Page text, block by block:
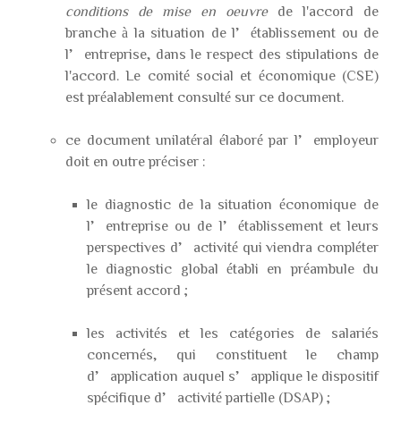
conditions de mise en oeuvrede l'accord de
branche à la situation de l’établissement ou de
l’entreprise, dans le respect des stipulations de
l'accord. Le comité social et économique (CSE)
est préalablement consulté sur ce document.
ce document unilatéral élaboré par l’employeur
doit en outre préciser :
le diagnostic de la situation économique de
l’entreprise ou de l’établissement et leurs
perspectives d’activité qui viendra compléter
le diagnostic global établi en préambule du
présent accord ;
les activités et les catégories de salariés
concernés, qui constituent le champ
d’application auquel s’applique le dispositif
spécifique d’activité partielle (DSAP) ;